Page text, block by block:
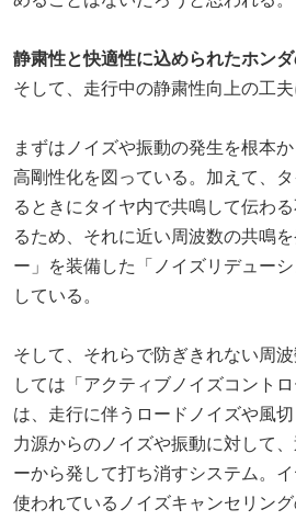
静粛性と快適性に込められたホン
そして、走行中の静粛性向上の工夫
まずはノイズや振動の発生を根本
高剛性化を図っている。加えて、
るときにタイヤ内で共鳴して伝わ
るため、それに近い周波数の共鳴
ー」を装備した「ノイズリデュー
している。
そして、それらで防ぎきれない周
しては「アクティブノイズコント
は、走行に伴うロードノイズや風
力源からのノイズや振動に対して
ーから発して打ち消すシステム。
使われているノイズキャンセリン